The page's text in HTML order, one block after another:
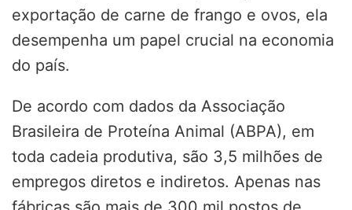
exportação de carne de frango e ovos, ela
desempenha um papel crucial na economia
do país.
De acordo com dados da Associação
Brasileira de Proteína Animal (ABPA), em
toda cadeia produtiva, são 3,5 milhões de
empregos diretos e indiretos. Apenas nas